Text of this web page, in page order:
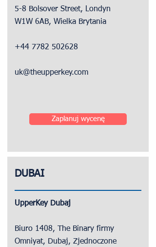
5-8 Bolsover Street, Londyn
W1W 6AB, Wielka Brytania
+44 7782 502628
uk@theupperkey.com
Zaplanuj wycenę
DUBAI
UpperKey Dubaj
Biuro 1408, The Binary firmy
Omniyat, Dubaj, Zjednoczone